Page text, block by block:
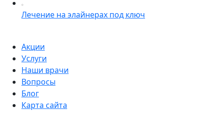
Лечение на элайнерах под ключ
Акции
Услуги
Наши врачи
Вопросы
Блог
Карта сайта